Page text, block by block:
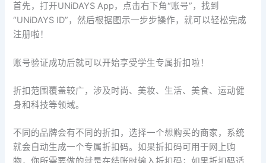
首先，打开UNiDAYS App，点击右下角“账号”，找到
“UNiDAYS ID”，然后根据图示一步步操作，就可以轻松完成
注册啦！
账号验证成功后就可以开始享受学生专属折扣啦！
折扣范围覆盖较广，涉及时尚、美妆、生活、美食、运动健
身和科技等领域。
不同的品牌会有不同的折扣，选择一个想购买的商家，系统
就会自动生成一个专属折扣码。如果折扣码可用于网上购